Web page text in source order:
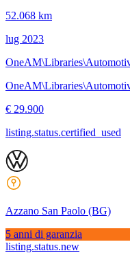
52.068 km
lug 2023
€ 29.900
listing.status.certified_used
Azzano San Paolo (BG)
5 anni di garanzia
listing.status.new